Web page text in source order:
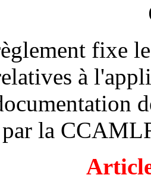
fixe
à
par la